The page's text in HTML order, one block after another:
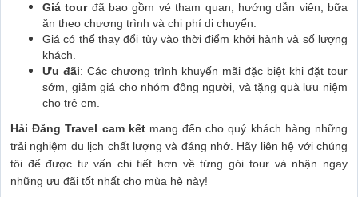
Giá tourđã bao gồm vé tham quan, hướng dẫn viên, bữa
ăn theo chương trình và chi phí di chuyển.
Giá có thể thay đổi tùy vào thời điểm khởi hành và số lượng
khách.
Ưu đãi: Các chương trình khuyến mãi đặc biệt khi đặt tour
sớm, giảm giá cho nhóm đông người, và tặng quà lưu niệm
cho trẻ em.
Hải Đăng Travel cam kếtmang đến cho quý khách hàng những
trải nghiệm du lịch chất lượng và đáng nhớ. Hãy liên hệ với chúng
tôi để được tư vấn chi tiết hơn về từng gói tour và nhận ngay
những ưu đãi tốt nhất cho mùa hè này!